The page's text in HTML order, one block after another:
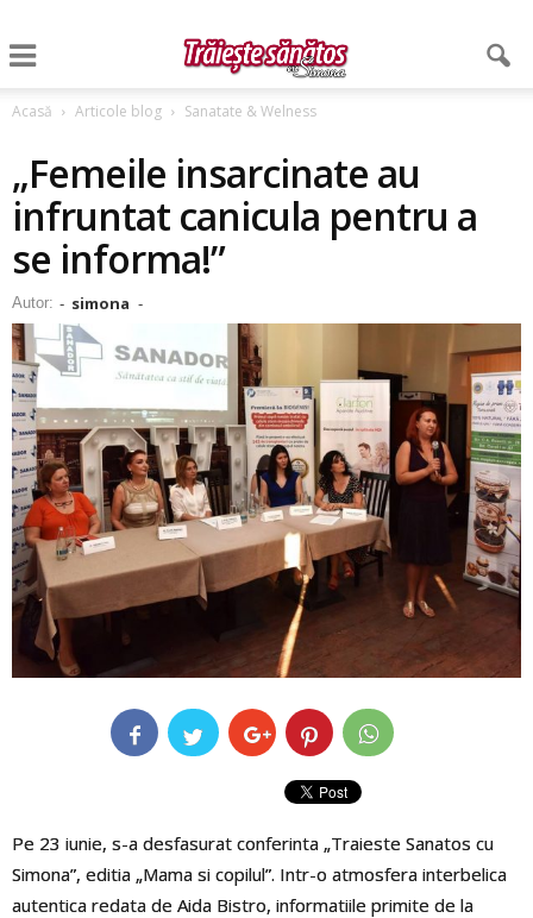
Acasă Articole blog Sanatate & Welness
„Femeile insarcinate au
infruntat canicula pentru a
se informa!”
Autor: - simona -
Pe 23 iunie, s-a desfasurat conferinta „Traieste Sanatos cu
Simona”, editia „Mama si copilul”. Intr-o atmosfera interbelica
autentica redata de Aida Bistro, informatiile primite de la